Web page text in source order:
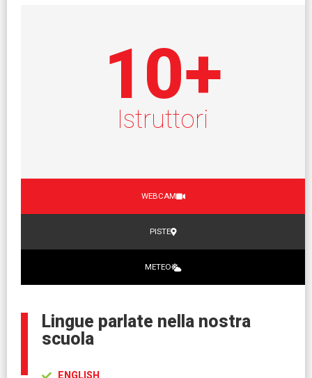
Istruttori
10+
WEBCAM
PISTE
METEO
Lingue parlate nella nostra
scuola
ENGLISH